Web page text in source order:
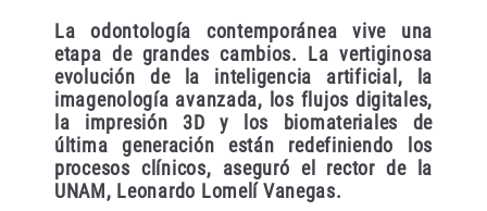
La odontología contemporánea vive una
etapa de grandes cambios. La vertiginosa
evolución de la inteligencia artificial, la
imagenología avanzada, los flujos digitales,
la impresión 3D y los biomateriales de
última generación están redefiniendo los
procesos clínicos, aseguró el rector de la
UNAM, Leonardo Lomelí Vanegas.